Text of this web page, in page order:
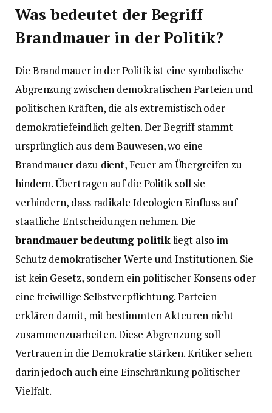
Was bedeutet der Begriff
Brandmauer in der Politik?
Die Brandmauer in der Politik ist eine symbolische
Abgrenzung zwischen demokratischen Parteien und
politischen Kräften, die als extremistisch oder
demokratiefeindlich gelten. Der Begriff stammt
ursprünglich aus dem Bauwesen, wo eine
Brandmauer dazu dient, Feuer am Übergreifen zu
hindern. Übertragen auf die Politik soll sie
verhindern, dass radikale Ideologien Einfluss auf
staatliche Entscheidungen nehmen. Die
brandmauer bedeutung politikliegt also im
Schutz demokratischer Werte und Institutionen. Sie
ist kein Gesetz, sondern ein politischer Konsens oder
eine freiwillige Selbstverpflichtung. Parteien
erklären damit, mit bestimmten Akteuren nicht
zusammenzuarbeiten. Diese Abgrenzung soll
Vertrauen in die Demokratie stärken. Kritiker sehen
darin jedoch auch eine Einschränkung politischer
Vielfalt.